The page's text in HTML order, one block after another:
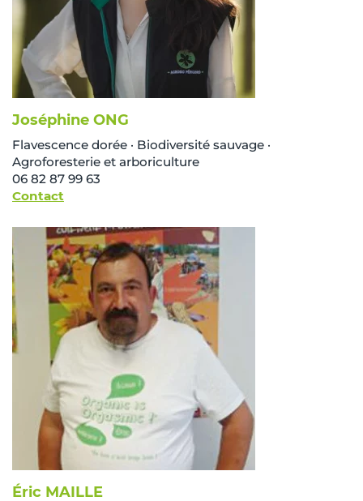
Joséphine ONG
Flavescence dorée · Biodiversité sauvage ·
Agroforesterie et arboriculture
06 82 87 99 63
Contact
Éric MAILLE